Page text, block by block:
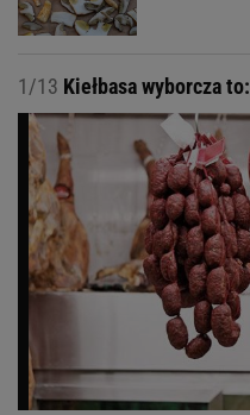
1/13 Kiełbasa wyborcza to: